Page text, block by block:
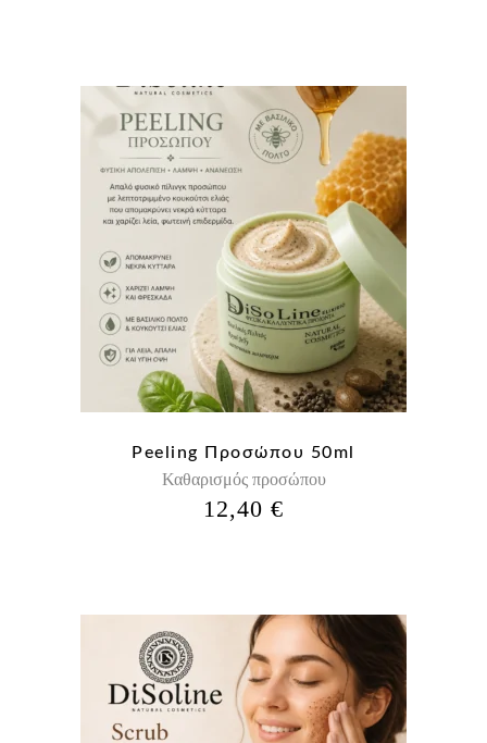
Peeling Προσώπου 50ml
Καθαρισμός προσώπου
12,40€